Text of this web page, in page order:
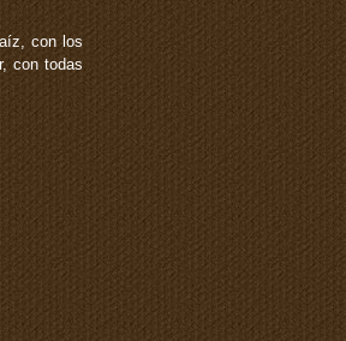
con los
con todas